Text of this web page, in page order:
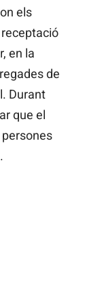
els
en la
de
Durant
que el